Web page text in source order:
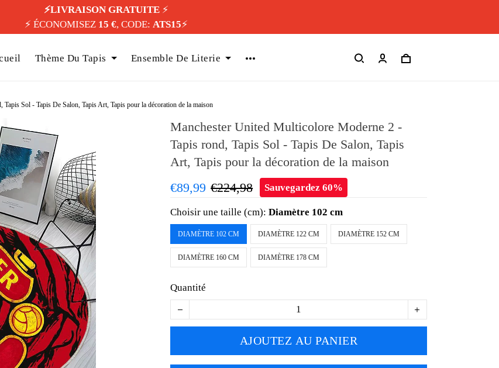
⚡️LIVRAISON GRATUITE⚡️
⚡️ ÉCONOMISEZ 15 €, CODE: ATS15⚡️
Thème Du Tapis Ensemble De Literie
Sol - Tapis De Salon, Tapis Art, Tapis pour la décoration de la maison
Manchester United Multicolore Moderne 2 -
Tapis rond, Tapis Sol - Tapis De Salon, Tapis
Art, Tapis pour la décoration de la maison
€89,99 €224,98 Sauvegardez 60%
Choisir une taille (cm):Diamètre 102 cm
DIAMÈTRE 102 CM DIAMÈTRE 122 CM DIAMÈTRE 152 CM
DIAMÈTRE 160 CM DIAMÈTRE 178 CM
Quantité
AJOUTEZ AU PANIER